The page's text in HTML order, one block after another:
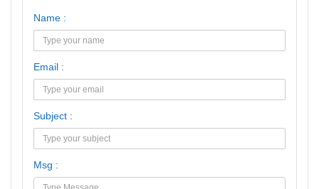
Name :
Email :
Subject :
Msg :